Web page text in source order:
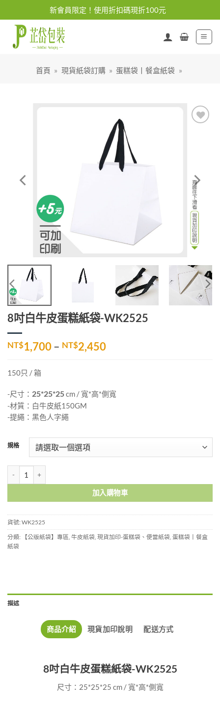
content
新會員限定！使用折扣碼現折100元
首頁 » 現貨紙袋訂購 » 蛋糕袋丨餐盒紙袋 »
8吋白牛皮蛋糕紙袋-WK2525
NT$1,700– NT$2,450價
NT$1,700
到
150只 / 箱
-尺寸： 25*25*25cm / 寬*高*側寬
-材質：白牛皮紙150GM
-提繩：黑色人字繩
規格
加入購物車
貨號: WK2525
分類:
【公版紙袋】專區, 牛皮紙袋, 現貨加印-蛋糕袋、便當紙袋, 蛋糕袋丨餐盒
紙袋
描述
商品介紹 現貨加印說明 配送方式
8吋白牛皮蛋糕紙袋-WK2525
尺寸：25*25*25 cm / 寬*高*側寬